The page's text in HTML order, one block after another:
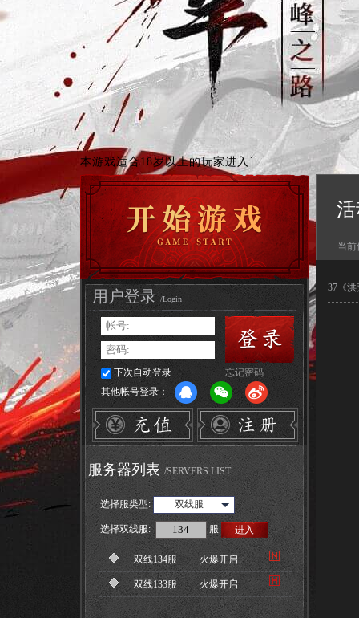
本游戏适合18岁以上的玩家进入
用户登录/Login
下次自动登录
忘记密码
其他帐号登录：
服务器列表 /SERVERS LIST
选择服类型: 双线服
选择双线服: 服 进入
双线134服 火爆开启
双线133服 火爆开启
当前
37《